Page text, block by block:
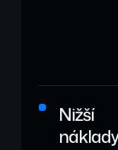
Nižší
náklady